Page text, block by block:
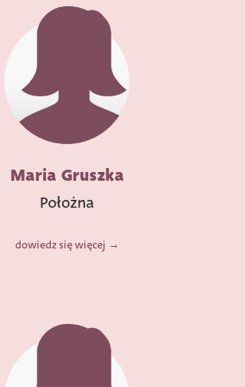
Maria Gruszka
Położna
dowiedz się więcej